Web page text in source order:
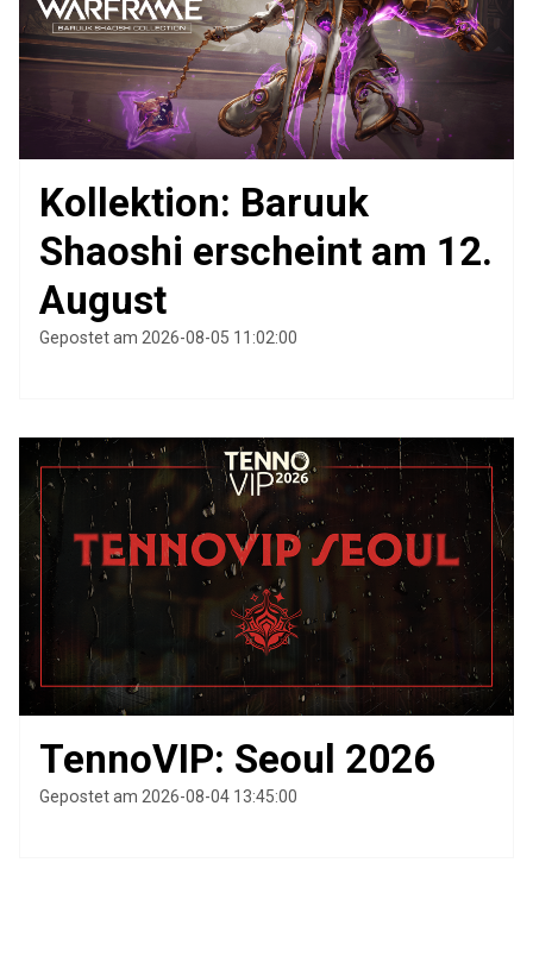
Kollektion: Baruuk
Shaoshi erscheint am 12.
August
Gepostet am 2026-08-05 11:02:00
TennoVIP: Seoul 2026
Gepostet am 2026-08-04 13:45:00